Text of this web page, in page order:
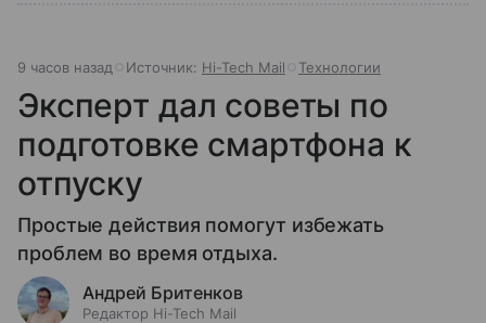
9 часов назад Источник: Hi-Tech Mail Технологии
Эксперт дал советы по
подготовке смартфона к
отпуску
Простые действия помогут избежать
проблем во время отдыха.
Андрей Бритенков
Редактор Hi-Tech Mail